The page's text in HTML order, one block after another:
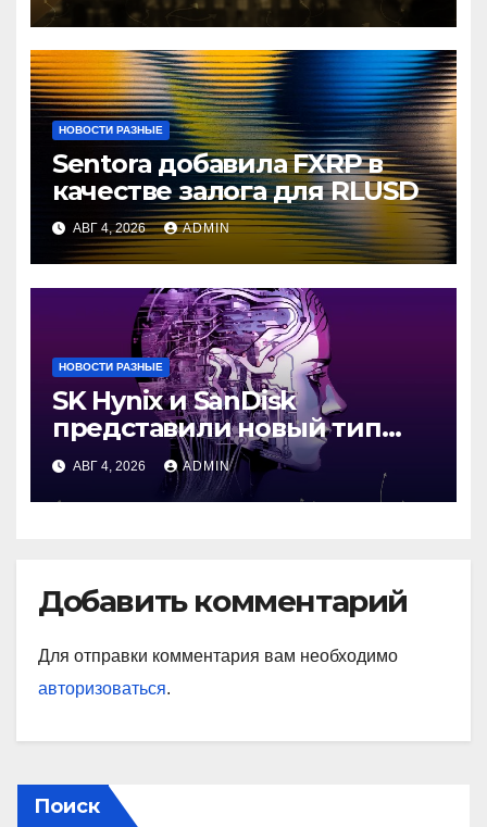
НОВОСТИ РАЗНЫЕ
Sentora добавила FXRP в
качестве залога для RLUSD
АВГ 4, 2026 ADMIN
НОВОСТИ РАЗНЫЕ
SK Hynix и SanDisk
представили новый тип
промежуточной памяти
АВГ 4, 2026 ADMIN
Добавить комментарий
Для отправки комментария вам необходимо
авторизоваться.
Поиск